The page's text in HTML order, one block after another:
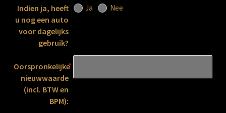
Indien ja, heeft
u nog een auto
voor dagelijks
gebruik?
Ja Nee
Oorspronkelijke
nieuwwaarde
(incl. BTW en
BPM):